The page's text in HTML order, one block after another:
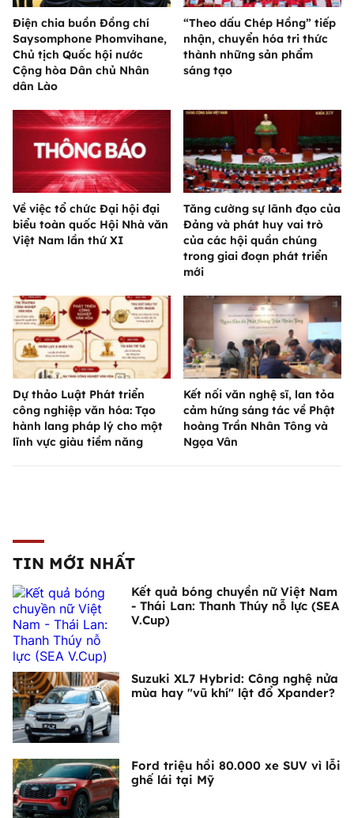
Điện chia buồn Đồng chí
Saysomphone Phomvihane,
Chủ tịch Quốc hội nước
Cộng hòa Dân chủ Nhân
dân Lào
“Theo dấu Chép Hồng” tiếp
nhận, chuyển hóa tri thức
thành những sản phẩm
sáng tạo
Về việc tổ chức Đại hội đại
biểu toàn quốc Hội Nhà văn
Việt Nam lần thứ XI
Tăng cường sự lãnh đạo của
Đảng và phát huy vai trò
của các hội quần chúng
trong giai đoạn phát triển
mới
Dự thảo Luật Phát triển
công nghiệp văn hóa: Tạo
hành lang pháp lý cho một
lĩnh vực giàu tiềm năng
Kết nối văn nghệ sĩ, lan tỏa
cảm hứng sáng tác về Phật
hoàng Trần Nhân Tông và
Ngọa Vân
TIN MỚI NHẤT
Kết quả bóng chuyền nữ Việt Nam
- Thái Lan: Thanh Thúy nỗ lực (SEA
V.Cup)
Suzuki XL7 Hybrid: Công nghệ nửa
mùa hay "vũ khí" lật đổ Xpander?
Ford triệu hồi 80.000 xe SUV vì lỗi
ghế lái tại Mỹ